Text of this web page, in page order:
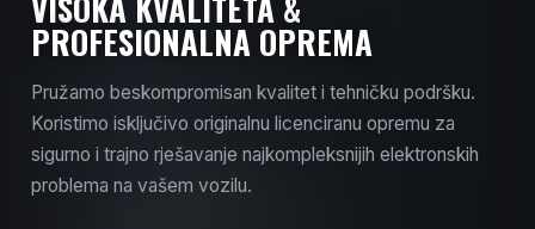
PROFESIONALNA OPREMA
Pružamo beskompromisan kvalitet i tehničku podršku.
Koristimo isključivo originalnu licenciranu opremu za
sigurno i trajno rješavanje najkompleksnijih elektronskih
problema na vašem vozilu.